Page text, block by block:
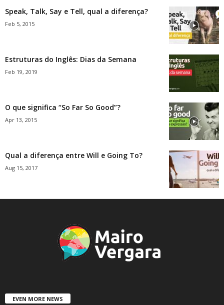
Speak, Talk, Say e Tell, qual a diferença?
Feb 5, 2015
Estruturas do Inglês: Dias da Semana
Feb 19, 2019
O que significa “So Far So Good”?
Apr 13, 2015
Qual a diferença entre Will e Going To?
Aug 15, 2017
EVEN MORE NEWS